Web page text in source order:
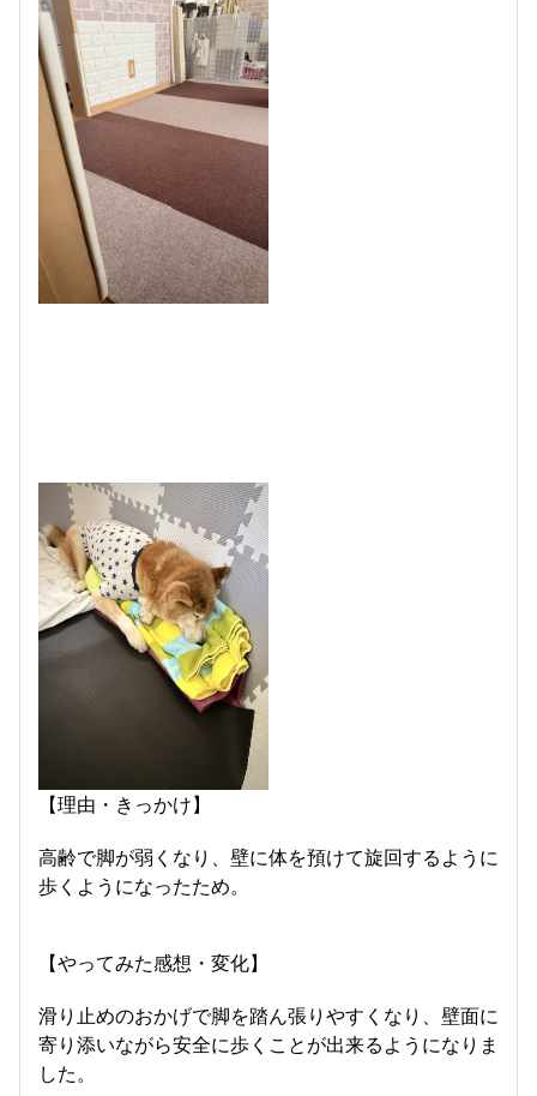
【理由・きっかけ】
高齢で脚が弱くなり、壁に体を預けて旋回するように
歩くようになったため。
【やってみた感想・変化】
滑り止めのおかげで脚を踏ん張りやすくなり、壁面に
寄り添いながら安全に歩くことが出来るようになりま
した。